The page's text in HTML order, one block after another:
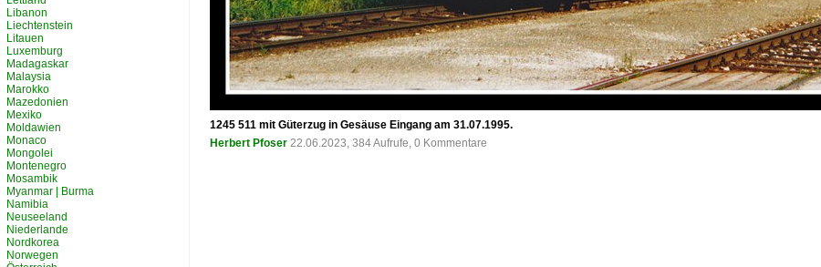
1245 511 mit Güterzug in Gesäuse Eingang am 31.07.1995.
Herbert Pfoser 22.06.2023, 384 Aufrufe, 0 Kommentare
Libanon
Liechtenstein
Litauen
Luxemburg
Madagaskar
Malaysia
Marokko
Mazedonien
Mexiko
Moldawien
Monaco
Mongolei
Montenegro
Mosambik
Myanmar | Burma
Namibia
Neuseeland
Niederlande
Nordkorea
Norwegen